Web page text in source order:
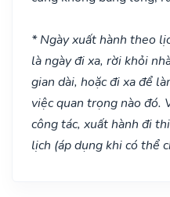
* Ngày xuất hành theo
là ngày đi xa, rời khỏi
gian dài, hoặc đi xa để
việc quan trọng nào đó.
công tác, xuất hành đi
lịch (áp dụng khi có thể